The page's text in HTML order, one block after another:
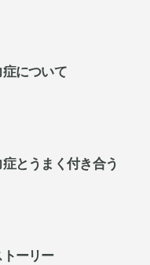
体(FcRn) 阻害薬
について
見られ、年齢問わずに発症
とうまく付き合う
ーリー